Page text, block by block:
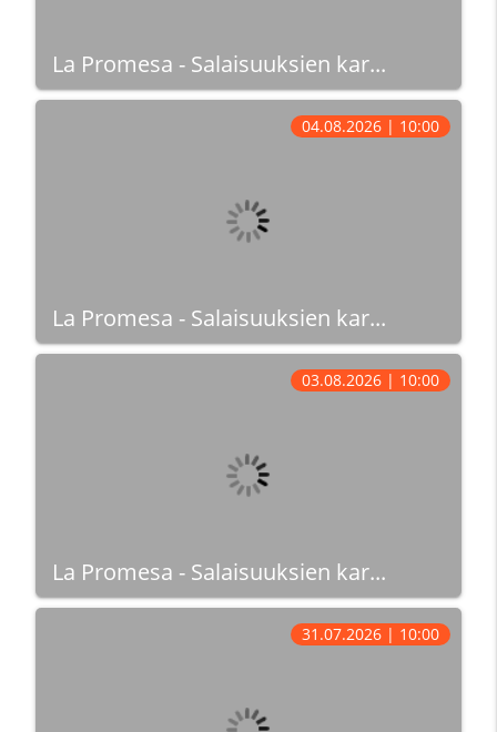
La Promesa - Salaisuuksien kar...
La Promesa - Salaisuuksien kar...
04.08.2026 | 10:00
La Promesa - Salaisuuksien kar...
03.08.2026 | 10:00
31.07.2026 | 10:00